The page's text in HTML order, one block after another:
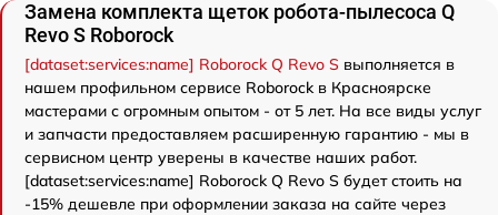
Замена комплекта щеток робота-пылесоса Q
Revo S Roborock
[dataset:services:name] Roborock Q Revo S выполняется в
нашем профильном сервисе Roborock в Красноярске
мастерами с огромным опытом - от 5 лет. На все виды услуг
и запчасти предоставляем расширенную гарантию - мы в
сервисном центр уверены в качестве наших работ.
[dataset:services:name] Roborock Q Revo S будет стоить на
-15% дешевле при оформлении заказа на сайте через